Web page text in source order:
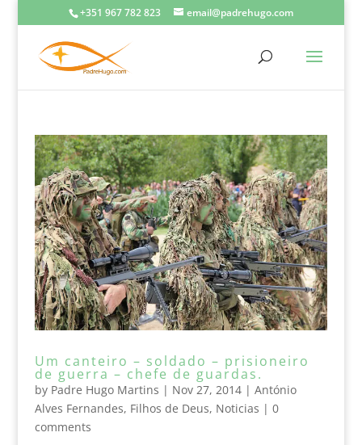
+351 967 782 823 email@padrehugo.com
Um canteiro – soldado – prisioneiro
de guerra – chefe de guardas.
by Padre Hugo Martins | Nov 27, 2014| António
Alves Fernandes, Filhos de Deus, Noticias | 0
comments